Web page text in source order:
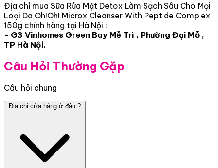
Địa chỉ mua Sữa Rửa Mặt Detox Làm Sạch Sâu Cho Mọi
Loại Da Oh!Oh! Microx Cleanser With Peptide Complex
150g chính hãng tại Hà Nội :
- G3 Vinhomes Green Bay Mễ Trì , Phường Đại Mỗ ,
TP Hà Nội.
Câu Hỏi Thường Gặp
Câu hỏi chung
Địa chỉ cửa hàng ở đâu ?